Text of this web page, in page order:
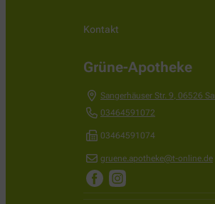
Kontakt
Grüne-Apotheke
Sangerhäuser Str. 9 06526
03464591072
03464591074
gruene.apotheke@t-online.de